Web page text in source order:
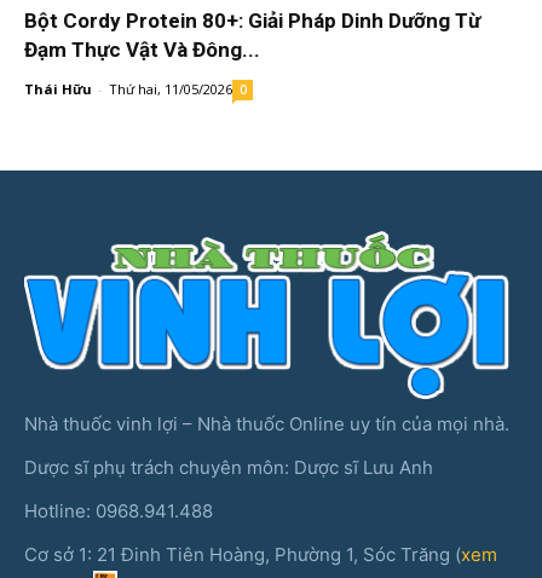
Bột Cordy Protein 80+: Giải Pháp Dinh Dưỡng Từ
Đạm Thực Vật Và Đông...
Thái Hữu - Thứ hai, 11/05/2026 0
Nhà thuốc vinh lợi – Nhà thuốc Online uy tín của mọi nhà.
Dược sĩ phụ trách chuyên môn: Dược sĩ Lưu Anh
Hotline: 0968.941.488
Cơ sở 1: 21 Đinh Tiên Hoàng, Phường 1, Sóc Trăng (xem